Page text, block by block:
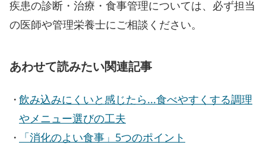
疾患の診断・治療・食事管理については、必ず担当
の医師や管理栄養士にご相談ください。
あわせて読みたい関連記事
飲み込みにくいと感じたら...食べやすくする調理
やメニュー選びの工夫
「消化のよい食事」5つのポイント